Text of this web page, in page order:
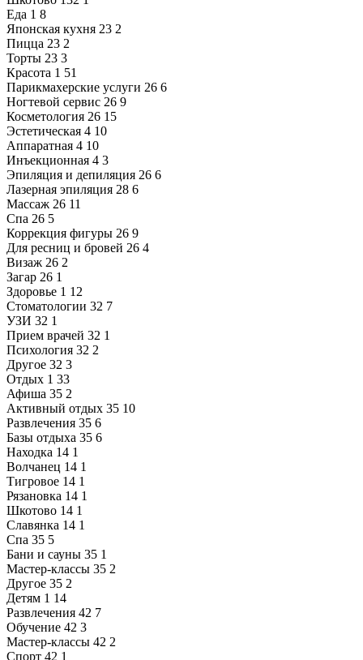
Еда 1 8
Японская кухня 23 2
Пицца 23 2
Торты 23 3
Красота 1 51
Парикмахерские услуги 26 6
Ногтевой сервис 26 9
Косметология 26 15
Эстетическая 4 10
Аппаратная 4 10
Инъекционная 4 3
Эпиляция и депиляция 26 6
Лазерная эпиляция 28 6
Массаж 26 11
Спа 26 5
Коррекция фигуры 26 9
Для ресниц и бровей 26 4
Визаж 26 2
Загар 26 1
Здоровье 1 12
Стоматологии 32 7
УЗИ 32 1
Прием врачей 32 1
Психология 32 2
Другое 32 3
Отдых 1 33
Афиша 35 2
Активный отдых 35 10
Развлечения 35 6
Базы отдыха 35 6
Находка 14 1
Волчанец 14 1
Тигровое 14 1
Рязановка 14 1
Шкотово 14 1
Славянка 14 1
Спа 35 5
Бани и сауны 35 1
Мастер-классы 35 2
Другое 35 2
Детям 1 14
Развлечения 42 7
Обучение 42 3
Мастер-классы 42 2
Спорт 42 1